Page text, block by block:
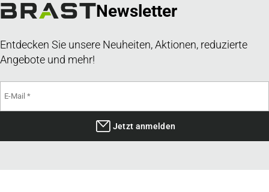
Newsletter
Entdecken Sie unsere Neuheiten, Aktionen, reduzierte
Angebote und mehr!
Jetzt anmelden